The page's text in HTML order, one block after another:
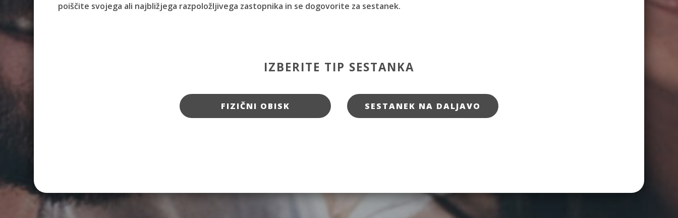
poiščite svojega ali najbližjega razpoložljivega zastopnika in se dogovorite za sestanek.
IZBERITE TIP SESTANKA
FIZIČNI OBISK SESTANEK NA DALJAVO